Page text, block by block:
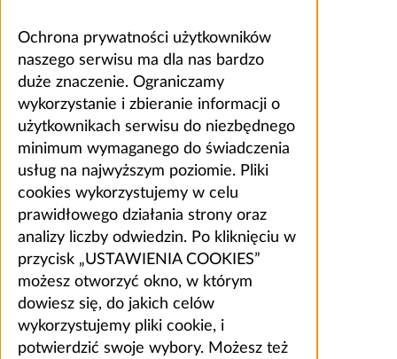
Ochrona prywatności użytkowników
naszego serwisu ma dla nas bardzo
duże znaczenie. Ograniczamy
wykorzystanie i zbieranie informacji o
użytkownikach serwisu do niezbędnego
minimum wymaganego do świadczenia
usług na najwyższym poziomie. Pliki
cookies wykorzystujemy w celu
prawidłowego działania strony oraz
analizy liczby odwiedzin. Po kliknięciu w
przycisk „USTAWIENIA COOKIES”
możesz otworzyć okno, w którym
dowiesz się, do jakich celów
wykorzystujemy pliki cookie, i
potwierdzić swoje wybory. Możesz też